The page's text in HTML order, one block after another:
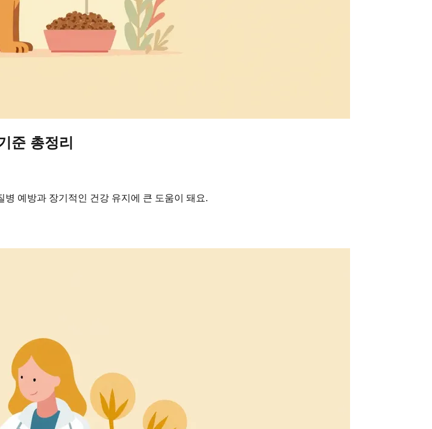
준 총정리
예방과 장기적인 건강 유지에 큰 도움이 돼요.